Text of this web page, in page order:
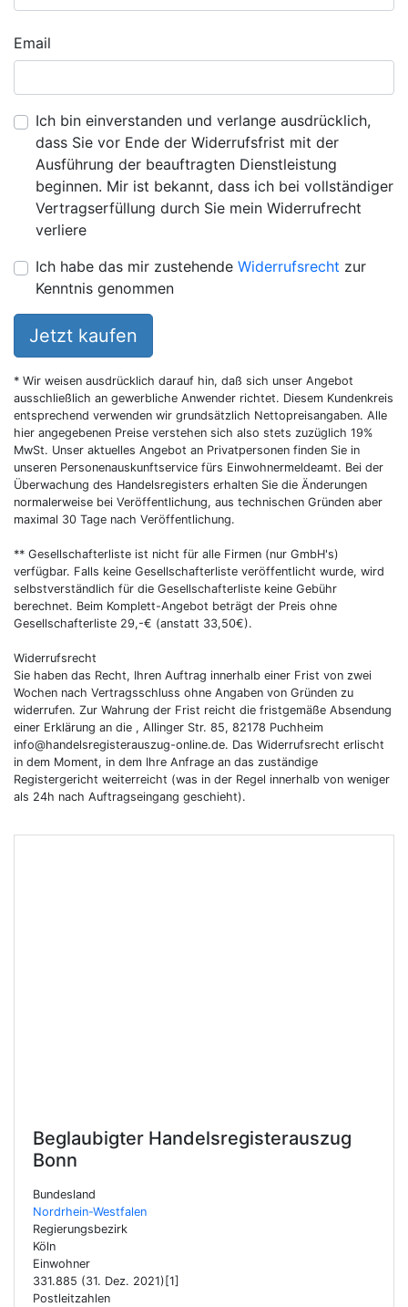
Beglaubigter Handelsregisterauszug
Bonn
Bundesland
Nordrhein-Westfalen
Regierungsbezirk
Köln
Einwohner
331.885 (31. Dez. 2021)[1]
Postleitzahlen
Email
Ich bin einverstanden und verlange ausdrücklich,
dass Sie vor Ende der Widerrufsfrist mit der
Ausführung der beauftragten Dienstleistung
beginnen. Mir ist bekannt, dass ich bei vollständiger
Vertragserfüllung durch Sie mein Widerrufrecht
verliere
Ich habe das mir zustehende Widerrufsrecht zur
Kenntnis genommen
Jetzt kaufen
* Wir weisen ausdrücklich darauf hin, daß sich unser Angebot
ausschließlich an gewerbliche Anwender richtet. Diesem Kundenkreis
entsprechend verwenden wir grundsätzlich Nettopreisangaben. Alle
hier angegebenen Preise verstehen sich also stets zuzüglich 19%
MwSt. Unser aktuelles Angebot an Privatpersonen finden Sie in
unseren Personenauskunftservice fürs Einwohnermeldeamt. Bei der
Überwachung des Handelsregisters erhalten Sie die Änderungen
normalerweise bei Veröffentlichung, aus technischen Gründen aber
maximal 30 Tage nach Veröffentlichung.
** Gesellschafterliste ist nicht für alle Firmen (nur GmbH's)
verfügbar. Falls keine Gesellschafterliste veröffentlicht wurde, wird
selbstverständlich für die Gesellschafterliste keine Gebühr
berechnet. Beim Komplett-Angebot beträgt der Preis ohne
Gesellschafterliste 29,-€ (anstatt 33,50€).
Widerrufsrecht
Sie haben das Recht, Ihren Auftrag innerhalb einer Frist von zwei
Wochen nach Vertragsschluss ohne Angaben von Gründen zu
widerrufen. Zur Wahrung der Frist reicht die fristgemäße Absendung
einer Erklärung an die , Allinger Str. 85, 82178 Puchheim
info@handelsregisterauszug-online.de. Das Widerrufsrecht erlischt
in dem Moment, in dem Ihre Anfrage an das zuständige
Registergericht weiterreicht (was in der Regel innerhalb von weniger
als 24h nach Auftragseingang geschieht).